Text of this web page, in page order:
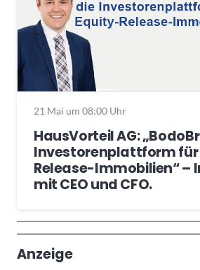
21 Mai um 08:00 Uhr
HausVorteil AG:
Investorenplattform für
Release-Immobilien“ –
mit CEO und CFO.
Trendthemen
Anzeige